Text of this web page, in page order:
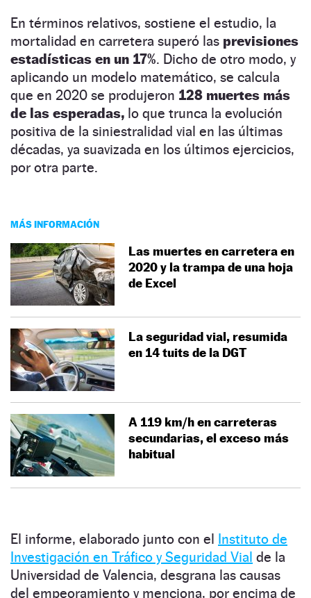
En términos relativos, sostiene el estudio, la
mortalidad en carretera superó las previsiones
estadísticas en un 17%. Dicho de otro modo, y
aplicando un modelo matemático, se calcula
que en 2020 se produjeron 128 muertes más
de las esperadas, lo que trunca la evolución
positiva de la siniestralidad vial en las últimas
décadas, ya suavizada en los últimos ejercicios,
por otra parte.
MÁS INFORMACIÓN
Las muertes en carretera en
2020 y la trampa de una hoja
de Excel
La seguridad vial, resumida
en 14 tuits de la DGT
A 119 km/h en carreteras
secundarias, el exceso más
habitual
El informe, elaborado junto con el Instituto de
Investigación en Tráfico y Seguridad Vial de la
Universidad de Valencia, desgrana las causas
del empeoramiento y menciona, por encima de